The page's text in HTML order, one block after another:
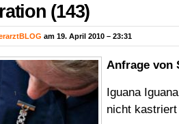
(143)
am 19. April 2010 – 23:31
Anfrage von
Iguana
nicht kastriert